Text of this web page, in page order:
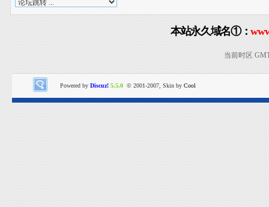
本站永久域名①：
当前时区
Powered by Discuz! 5.5.0 © 2001-2007, Skin by Cool